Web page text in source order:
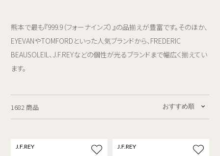
熊本で最も『999.9（フォーナインズ）』の品揃えが豊富です。そのほか、
EYEVANやTOMFORDといった人気ブランドから、FREDERIC
BEAUSOLEIL、J.F.REYなどの個性が光るブランドまで幅広く揃えてい
ます。
1682 商品
J.F.REY J.F.REY